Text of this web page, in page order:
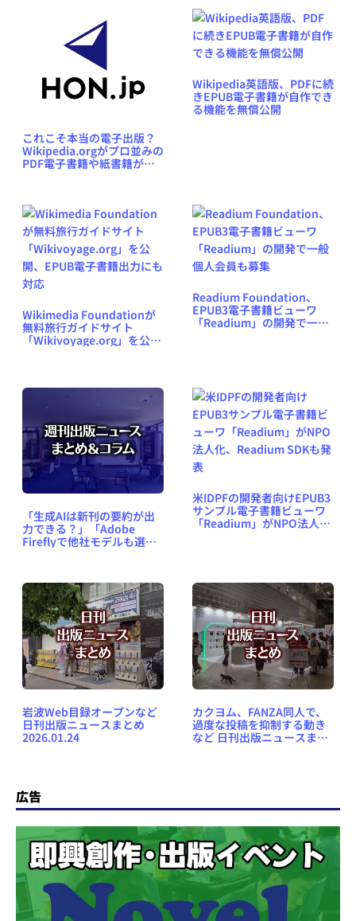
これこそ本当の電子出版？
Wikipedia.orgがプロ並みの
PDF電子書籍や紙書籍が制
Wikipedia英語版、PDFに続
きEPUB電子書籍が自作でき
る機能を無償公開
Wikimedia Foundationが
無料旅行ガイドサイト
「Wikivoyage.org」を公
Readium Foundation、
EPUB3電子書籍ビューワ
「Readium」の開発で一般
「生成AIは新刊の要約が出
力できる？」「Adobe
Fireflyで他社モデルも選択
#663（2025年4月20日～26
日）
米IDPFの開発者向けEPUB3
サンプル電子書籍ビューワ
「Readium」がNPO法人
岩波Web目録オープンなど
日刊出版ニュースまとめ
2026.01.24
カクヨム、FANZA同人で、
過度な投稿を抑制する動き
など 日刊出版ニュースまと
広告